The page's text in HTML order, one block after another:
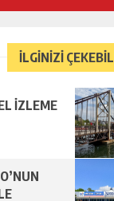
İLGİNİZİ
İZLEME